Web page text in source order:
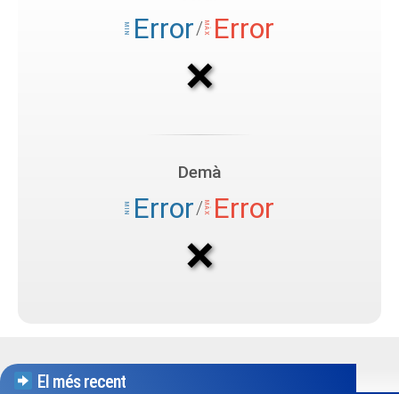
El més recent